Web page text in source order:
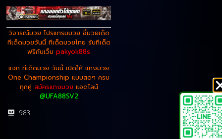
วิจารณ์มวย โปรแกรมมวย ชี้มวยเด็ด
ทีเด็ดมวยวันนี้ ทีเด็ดมวยไทย รับทีเด็ด
ฟรีกับเว็บ pakyok88s
แจก ทีเด็ดมวย วันนี้ เปิดให้ แทงมวย
One Championship แบบสดๆ ครบ
ทุกคู่ สมัครแทงมวย แอดไลน์
@UFA88SV2
983